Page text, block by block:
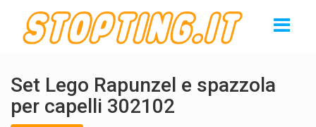
Set Lego Rapunzel e spazzola
per capelli 302102